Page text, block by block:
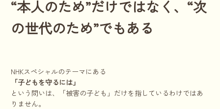
“本人のため”だけではなく、“次
の世代のため”でもある
NHKスペシャルのテーマにある
「子どもを守るには」
という問いは、「被害の子ども」だけを指しているわけではあ
りません。